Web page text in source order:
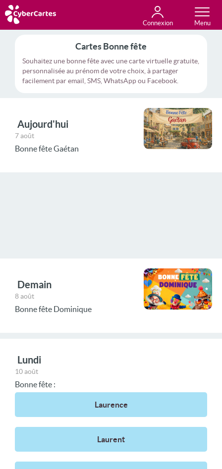
Connexion
Toutes les cartesCartes Bonne fête
Souhaitez une bonne fête avec une carte virtuelle gratuite,
personnalisée au prénom de votre choix, à partager
facilement par email, SMS, WhatsApp ou Facebook.
Aujourd'hui
7 août
Bonne fête Gaétan
Demain
8 août
Bonne fête Dominique
Lundi
10 août
Bonne fête :
Laurence
Laurent